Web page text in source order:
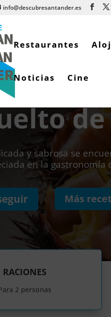
info@descubresantander.es
Restaurantes
Noticias Cine
y sabrosa se
en la gastronomía
Más
RACIONES
2 personas